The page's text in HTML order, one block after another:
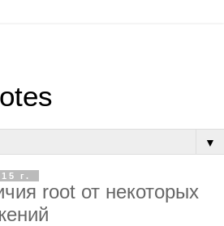
▼
г.
root от некоторых